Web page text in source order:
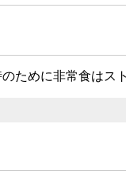
ために非常食はス